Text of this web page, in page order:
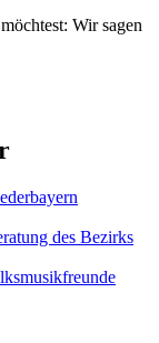
Wir sagen
des Bezirks